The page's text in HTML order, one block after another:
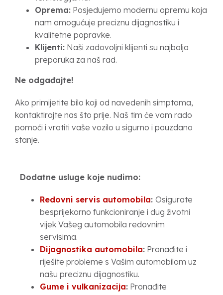
Oprema: Posjedujemo modernu opremu koja
nam omogućuje preciznu dijagnostiku i
kvalitetne popravke.
Klijenti: Naši zadovoljni klijenti su najbolja
preporuka za naš rad.
Ne odgađajte!
Ako primijetite bilo koji od navedenih simptoma,
kontaktirajte nas što prije. Naš tim će vam rado
pomoći i vratiti vaše vozilo u sigurno i pouzdano
stanje.
Dodatne usluge koje nudimo:
Redovni servis automobila: Osigurate
besprijekorno funkcioniranje i dug životni
vijek Vašeg automobila redovnim
servisima.
Dijagnostika automobila: Pronađite i
riješite probleme s Vašim automobilom uz
našu preciznu dijagnostiku.
Gume i vulkanizacija: Pronađite